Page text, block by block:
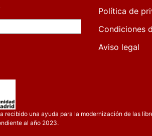
Política de
Condiciones
Aviso legal
recibido una ayuda para la modernización de las
al año 2023.